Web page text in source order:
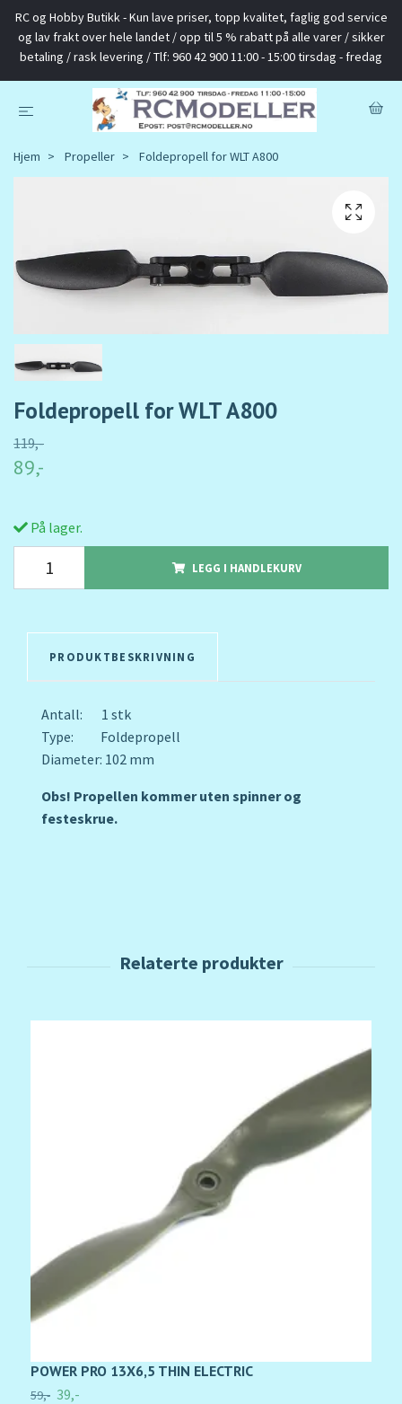
RC og Hobby Butikk - Kun lave priser, topp kvalitet, faglig god service
og lav frakt over hele landet / opp til 5 % rabatt på alle varer / sikker
betaling / rask levering / Tlf: 960 42 900 11:00 - 15:00 tirsdag - fredag
Hjem Propeller Foldepropell for WLT A800
Foldepropell for WLT A800
119,-
89,-
På lager.
LEGG I HANDLEKURV
PRODUKTBESKRIVNING
Antall: 1 stk
Type: Foldepropell
Diameter: 102 mm
Obs! Propellen kommer uten spinner og
festeskrue.
POWER PRO 13X6,5 THIN ELECTRIC
59,- 39,-